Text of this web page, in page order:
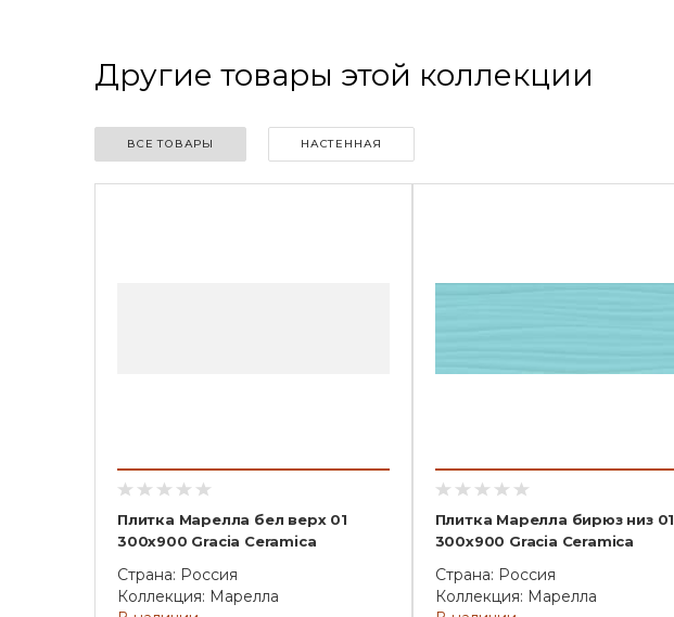
Другие товары этой коллекции
ВСЕ ТОВАРЫ НАСТЕННАЯ
Плитка Марелла бел верх 01
300х900 Gracia Ceramica
Страна: Россия
Коллекция: Марелла
Плитка Марелла бирюз низ 01
300х900 Gracia Ceramica
Страна: Россия
Коллекция: Марелла